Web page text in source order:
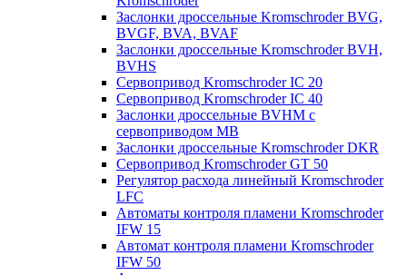
Заслонки дроссельные Kromschroder BVG,
BVGF, BVA, BVAF
Заслонки дроссельные Kromschroder BVH,
BVHS
Сервопривод Kromschroder IC 20
Сервопривод Kromschroder IC 40
Заслонки дроссельные BVHM с
сервоприводом МВ
Заслонки дроссельные Kromschroder DKR
Cервопривод Kromschroder GT 50
Регулятор расхода линейный Kromschroder
LFC
Автоматы контроля пламени Kromschroder
IFW 15
Автомат контроля пламени Kromschroder
IFW 50